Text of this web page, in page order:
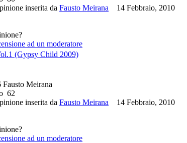
inserita da Fausto Meirana 14 Febbraio, 2010
ad un moderatore
(Gypsy Child 2009)
Fausto Meirana
62
inserita da Fausto Meirana 14 Febbraio, 2010
ad un moderatore